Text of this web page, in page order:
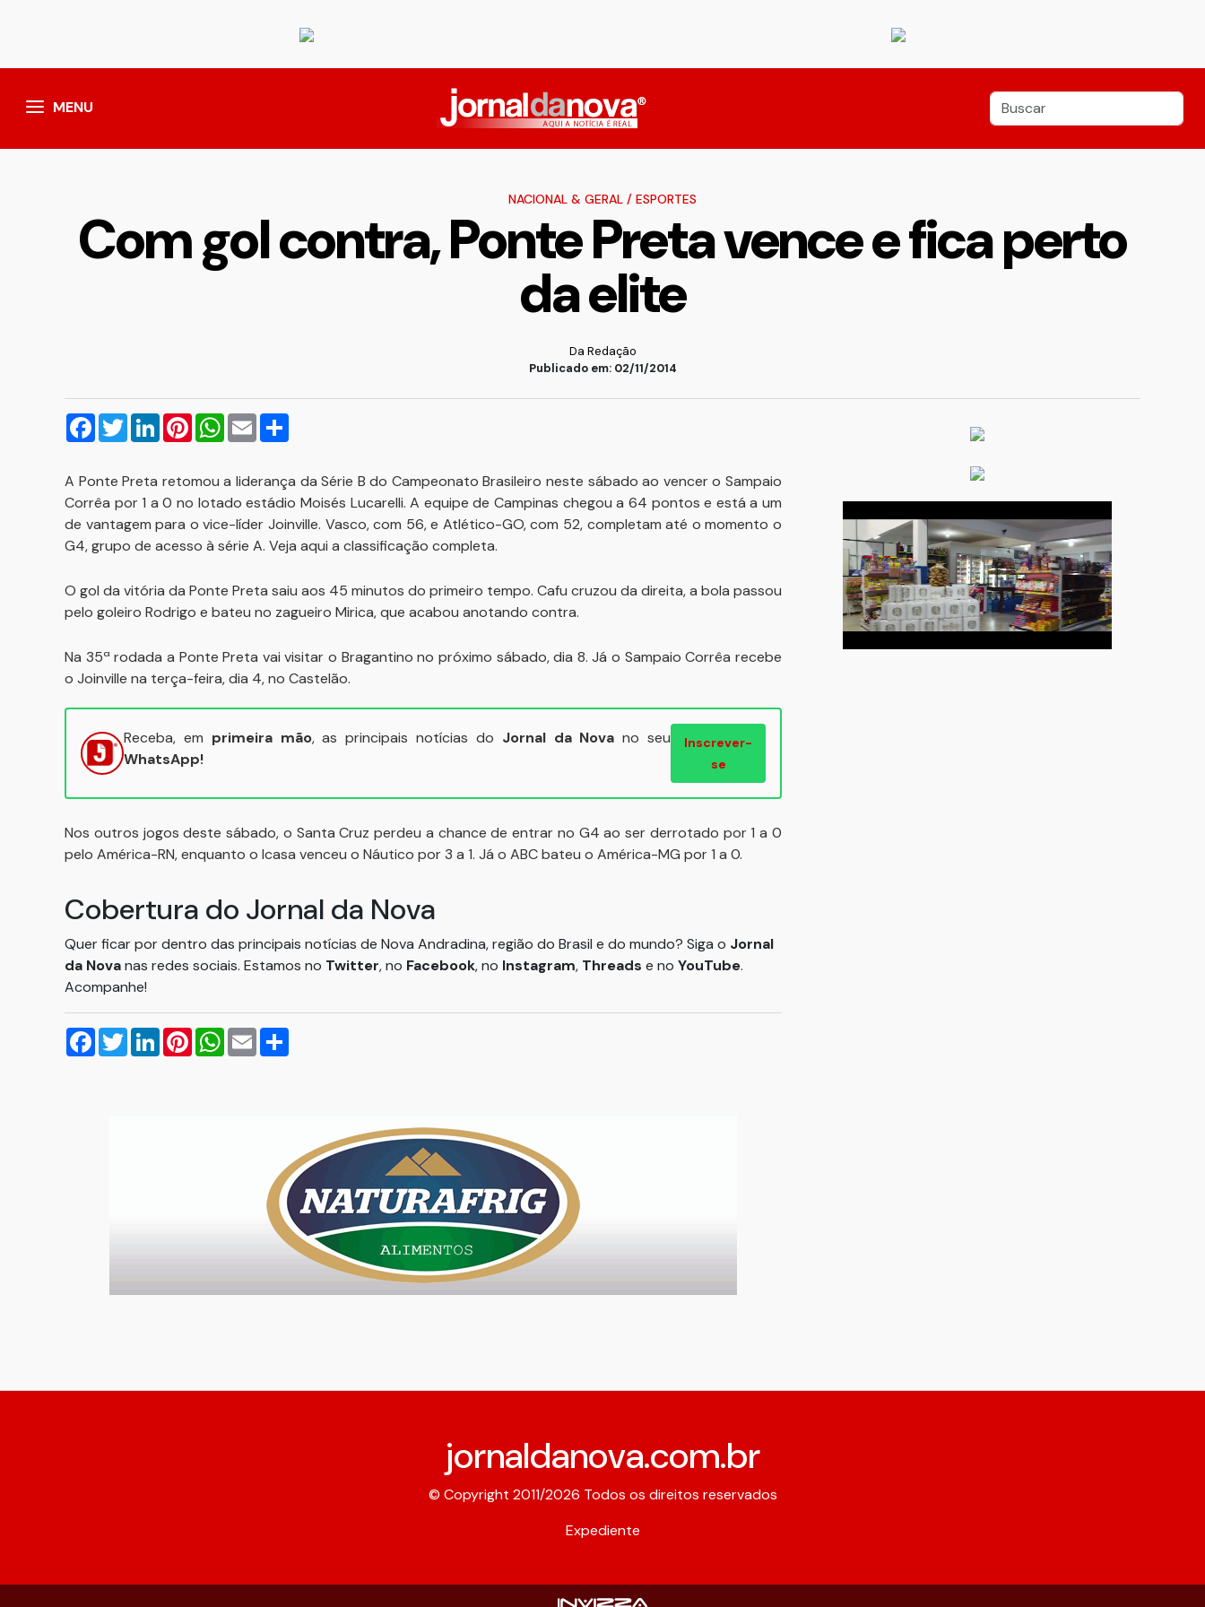
MENU
NACIONAL & GERAL / ESPORTES
Com gol contra, Ponte Preta vence e fica perto
da elite
Da Redação
Publicado em: 02/11/2014
Facebook
TwitterLinkedInPinterestWhatsApp
Email
A Ponte Preta retomou a liderança da Série B do Campeonato Brasileiro neste sábado ao vencer o Sampaio
Corrêa por 1 a 0 no lotado estádio Moisés Lucarelli. A equipe de Campinas chegou a 64 pontos e está a um
de vantagem para o vice-líder Joinville. Vasco, com 56, e Atlético-GO, com 52, completam até o momento o
G4, grupo de acesso à série A. Veja aqui a classificação completa.
O gol da vitória da Ponte Preta saiu aos 45 minutos do primeiro tempo. Cafu cruzou da direita, a bola passou
pelo goleiro Rodrigo e bateu no zagueiro Mirica, que acabou anotando contra.
Na 35ª rodada a Ponte Preta vai visitar o Bragantino no próximo sábado, dia 8. Já o Sampaio Corrêa recebe
o Joinville na terça-feira, dia 4, no Castelão.
Receba, em primeira mão, as principais notícias do Jornal da Nova no seu
WhatsApp!
Inscrever-
se
Nos outros jogos deste sábado, o Santa Cruz perdeu a chance de entrar no G4 ao ser derrotado por 1 a 0
pelo América-RN, enquanto o Icasa venceu o Náutico por 3 a 1. Já o ABC bateu o América-MG por 1 a 0.
Cobertura do Jornal da Nova
Quer ficar por dentro das principais notícias de Nova Andradina, região do Brasil e do mundo? Siga o Jornal
da Novanas redes sociais. Estamos no Twitter, no Facebook, no Instagram, Threads e no YouTube.
Acompanhe!
Facebook
TwitterLinkedInPinterestWhatsApp
Email
jornaldanova.com.br
© Copyright 2011/2026 Todos os direitos reservados
Expediente